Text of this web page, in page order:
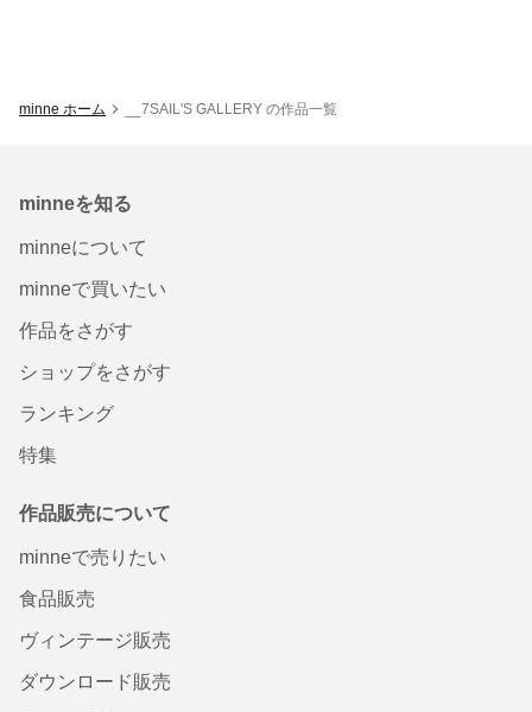
minne ホーム __7SAIL'S GALLERY の作品一覧
minneを知る
minneについて
minneで買いたい
作品をさがす
ショップをさがす
ランキング
特集
作品販売について
minneで売りたい
食品販売
ヴィンテージ販売
ダウンロード販売